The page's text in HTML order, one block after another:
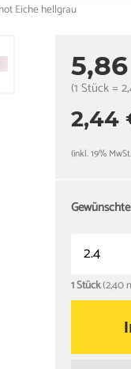
Eiche hellgrau
(1 Stück =
2,44
(inkl. 19%
1 Stück(2,40